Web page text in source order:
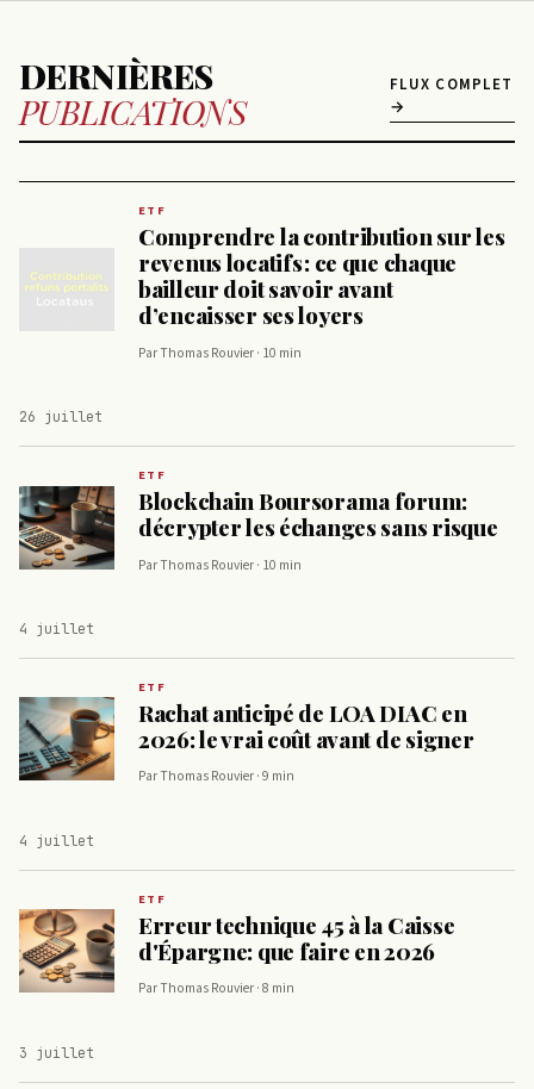
DERNIÈRES
PUBLICATIONS
FLUX COMPLET
→
ETF
Comprendre la contribution sur les
revenus locatifs : ce que chaque
bailleur doit savoir avant
d’encaisser ses loyers
Par Thomas Rouvier · 10 min
26 juillet
ETF
Blockchain Boursorama forum:
décrypter les échanges sans risque
Par Thomas Rouvier · 10 min
4 juillet
ETF
Rachat anticipé de LOA DIAC en
2026: le vrai coût avant de signer
Par Thomas Rouvier · 9 min
4 juillet
ETF
Erreur technique 45 à la Caisse
d'Épargne: que faire en 2026
Par Thomas Rouvier · 8 min
3 juillet